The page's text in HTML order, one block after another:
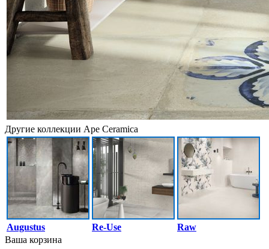
Другие коллекции Ape Ceramica
Augustus Re-Use
Raw
Ваша корзина